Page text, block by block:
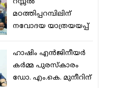
റസ്സല്‍
മഠത്തിപ്പറമ്പിലിന്
നവോദയ യാത്രയയപ്പ്
ഹാഷിം എന്‍ജിനീയര്‍
കര്‍മ്മ പുരസ്‌കാരം
ഡോ. എം.കെ. മുനീറിന്